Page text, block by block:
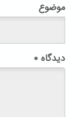
موضوع
دیدگاه *